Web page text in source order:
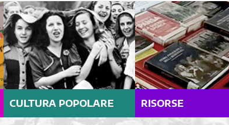
CULTURA POPOLARE RISORSE